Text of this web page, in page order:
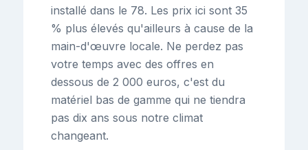
installé dans le 78. Les prix ici sont 35
% plus élevés qu'ailleurs à cause de la
main-d'œuvre locale. Ne perdez pas
votre temps avec des offres en
dessous de 2 000 euros, c'est du
matériel bas de gamme qui ne tiendra
pas dix ans sous notre climat
changeant.